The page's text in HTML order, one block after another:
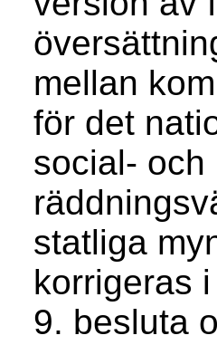
mellan
för det
social- och
statliga
korrigeras
9. besluta